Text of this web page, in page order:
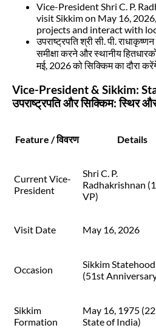
Vice-President Shri C. P.
visit Sikkim on May 16,
projects and interact with
उपराष्ट्रपति श्री सी. पी.
समीक्षा करने और स्थानीय
मई, 2026 को सिक्किम का दौरा
Vice-President & Sikkim:
उपराष्ट्रपति और सिक्किम: स्थिर
Feature / विवरण Details
Current Vice-
President
Shri C. P.
Radhakrishnan
VP)
Visit Date May 16, 2026
Occasion
Sikkim
(51st
Sikkim
Formation
May 16, 1975
State of India)